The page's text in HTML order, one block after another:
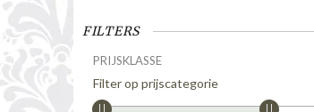
FILTERS
PRIJSKLASSE
Filter op prijscategorie